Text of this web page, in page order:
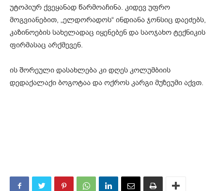
უტოპიურ ქვეყანად წარმოაჩინა. კიდევ უფრო
მოგვიანებით, „ელდორადოს“ ინდიანა ჯონსიც დაეძებს,
კაზინოების სახელადაც იყენებენ და საოჯახო ტექნიკის
ფირმასაც არქმევენ.
ის შორეული დასახლება კი დღეს კოლუმბიის
დედაქალაქი ბოგოტაა და ოქროს კარგი მუზეუმი აქვთ.